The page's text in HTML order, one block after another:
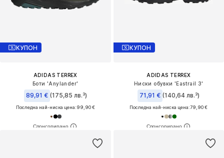
КУПОН
ADIDAS TERREX
Боти 'Anylander'
89,91 € (175,85 лв.³)
Последна най-ниска цена:99,90 €
КУПОН
ADIDAS TERREX
Ниски обувки 'Eastrail 3'
71,91 € (140,64 лв.³)
Последна най-ниска цена:79,90 €